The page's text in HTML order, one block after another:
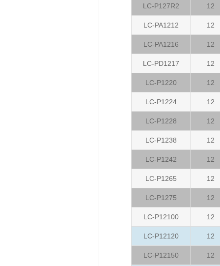
LC-P127R2 12
LC-PA1212 12
LC-PA1216 12
LC-PD1217 12
LC-P1220 12
LC-P1224 12
LC-P1228 12
LC-P1238 12
LC-P1242 12
LC-P1265 12
LC-P1275 12
LC-P12100 12
LC-P12120 12
LC-P12150 12